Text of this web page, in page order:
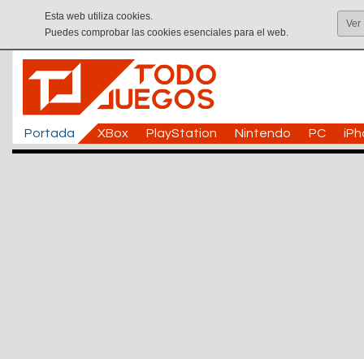
Esta web utiliza cookies.
Puedes comprobar las cookies esenciales para el web.
Ver
Portada XBox PlayStation Nintendo PC